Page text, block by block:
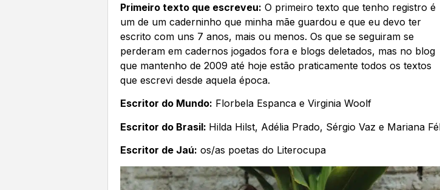
Primeiro texto que escreveu: O primeiro texto que tenho registro é
um de um caderninho que minha mãe guardou e que eu devo ter
escrito com uns 7 anos, mais ou menos. Os que se seguiram se
perderam em cadernos jogados fora e blogs deletados, mas no blog
que mantenho de 2009 até hoje estão praticamente todos os textos
que escrevi desde aquela época.
Escritor do Mundo: Florbela Espanca e Virginia Woolf
Escritor do Brasil: Hilda Hilst, Adélia Prado, Sérgio Vaz e Mariana
Escritor de Jaú: os/as poetas do Literocupa